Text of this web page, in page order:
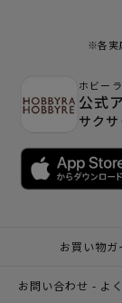
※各実
ホビー
公式
サク
お買い物ガ
お問い合わせ - よ